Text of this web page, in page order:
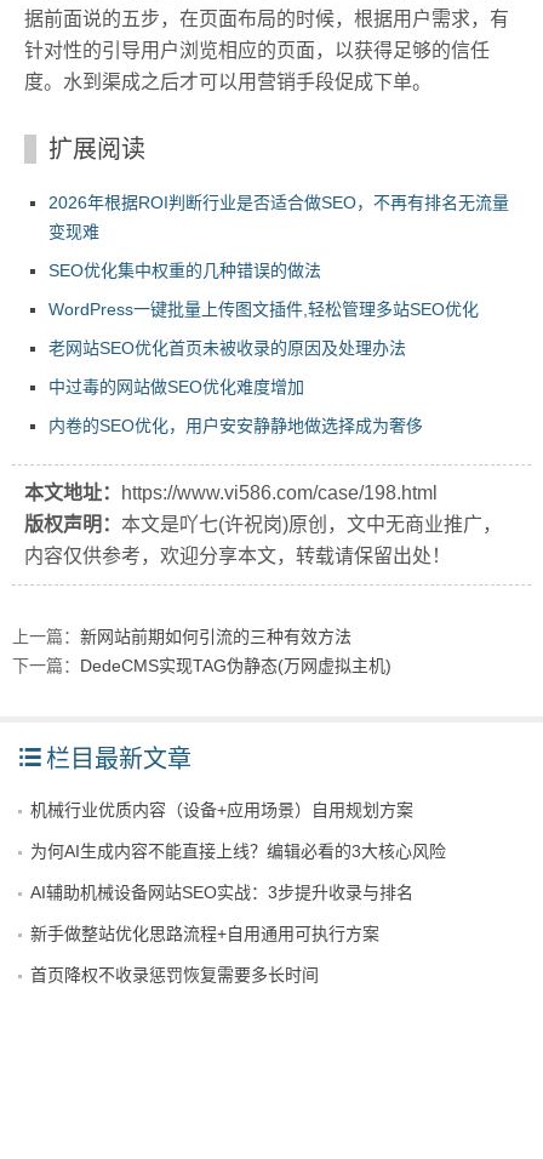
据前面说的五步，在页面布局的时候，根据用户需求，有
针对性的引导用户浏览相应的页面，以获得足够的信任
度。水到渠成之后才可以用营销手段促成下单。
扩展阅读
2026年根据ROI判断行业是否适合做SEO，不再有排名无流量
变现难
SEO优化集中权重的几种错误的做法
WordPress一键批量上传图文插件,轻松管理多站SEO优化
老网站SEO优化首页未被收录的原因及处理办法
中过毒的网站做SEO优化难度增加
内卷的SEO优化，用户安安静静地做选择成为奢侈
本文地址：
https://www.vi586.com/case/198.html
版权声明： 本文是吖七(许祝岗)原创，文中无商业推广，
内容仅供参考，欢迎分享本文，转载请保留出处！
上一篇： 新网站前期如何引流的三种有效方法
下一篇： DedeCMS实现TAG伪静态(万网虚拟主机)
栏目最新文章
机械行业优质内容（设备+应用场景）自用规划方案
为何AI生成内容不能直接上线？编辑必看的3大核心风险
AI辅助机械设备网站SEO实战：3步提升收录与排名
新手做整站优化思路流程+自用通用可执行方案
首页降权不收录惩罚恢复需要多长时间